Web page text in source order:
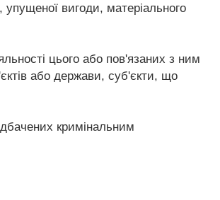
упущеної вигоди, матеріального
цього або пов'язаних з ним
або держави, суб'єкти, що
кримінальним